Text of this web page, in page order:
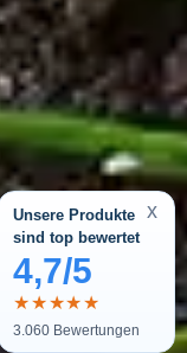
x
Unsere Produkte
sind top bewertet
4,7/5
★★★★★
3.060 Bewertungen